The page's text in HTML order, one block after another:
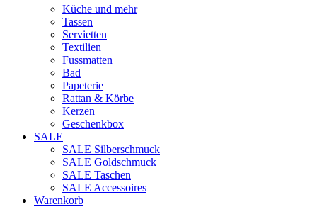
Küche und mehr
Tassen
Servietten
Textilien
Fussmatten
Bad
Papeterie
Rattan & Körbe
Kerzen
Geschenkbox
SALE
SALE Silberschmuck
SALE Goldschmuck
SALE Taschen
SALE Accessoires
Warenkorb